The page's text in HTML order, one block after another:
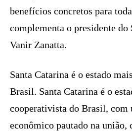
benefícios concretos para
complementa o presidente do
Vanir Zanatta.
Santa Catarina é o estado
Brasil. Santa Catarina é o
cooperativista do Brasil, com
econômico pautado na união,